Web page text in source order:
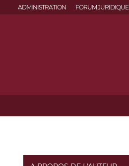
ADMINISTRATION FORUM JURIDIQUE